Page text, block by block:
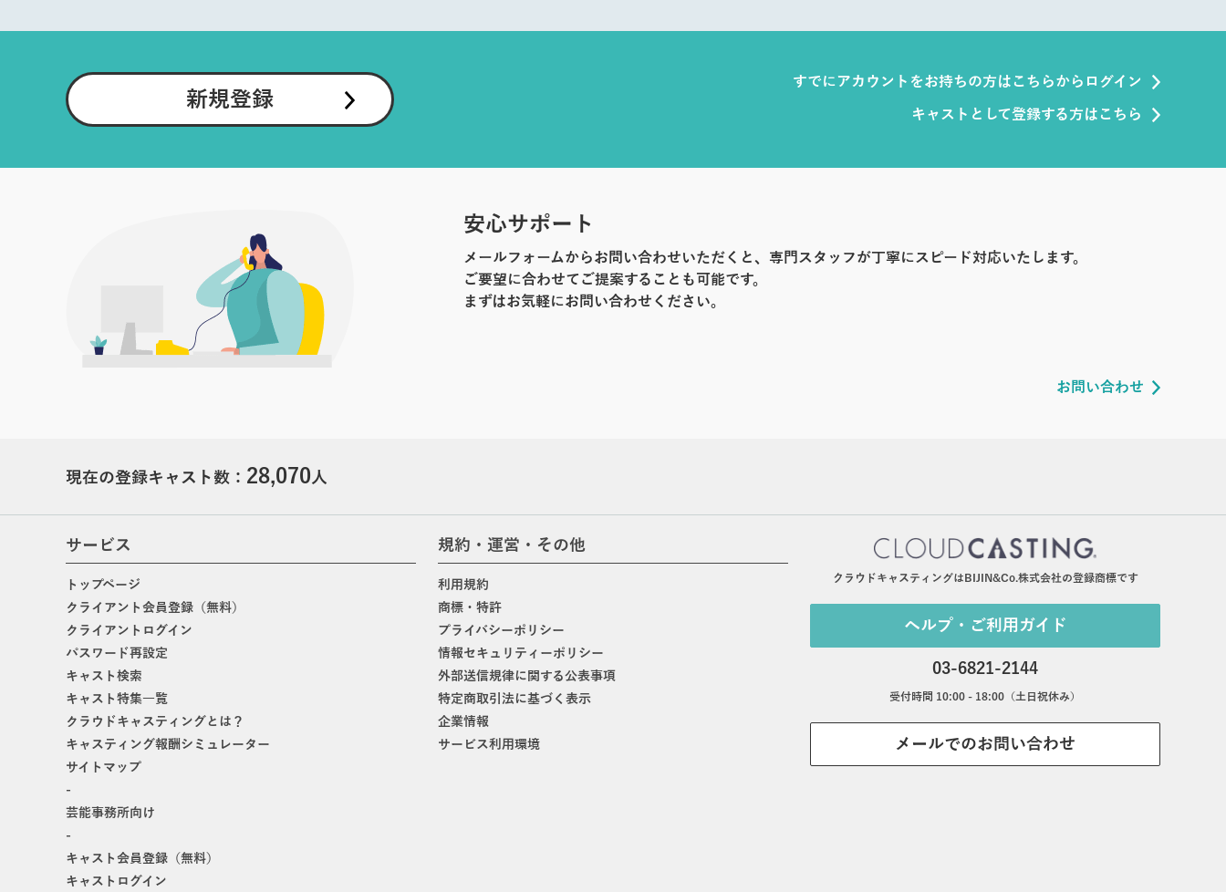
新規登録
すでにアカウントをお持ちの方はこちらからログイン
キャストとして登録する方はこちら
安心サポート
メールフォームからお問い合わせいただくと、専門スタッフが丁寧にスピード対応いたします。
ご要望に合わせてご提案することも可能です。
まずはお気軽にお問い合わせください。
お問い合わせ
現在の登録キャスト数： 28,070人
サービス
トップページ
クライアント会員登録（無料）
クライアントログイン
パスワード再設定
キャスト検索
キャスト特集一覧
クラウドキャスティングとは？
キャスティング報酬シミュレーター
サイトマップ
-
芸能事務所向け
-
キャスト会員登録（無料）
キャストログイン
規約・運営・その他
利用規約
商標・特許
プライバシーポリシー
情報セキュリティーポリシー
外部送信規律に関する公表事項
特定商取引法に基づく表示
企業情報
サービス利用環境
クラウドキャスティングはBIJIN&Co.株式会社の登録商標です
ヘルプ・ご利用ガイド
03-6821-2144
受付時間 10:00 - 18:00（土日祝休み）
メールでのお問い合わせ